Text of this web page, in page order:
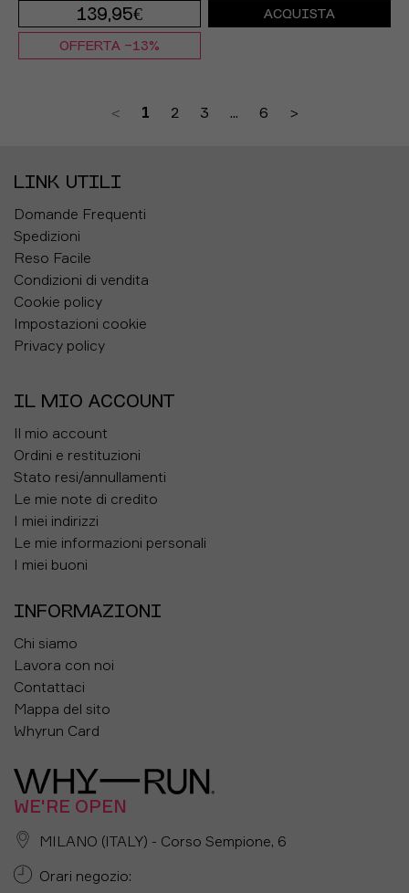
139,95€
EUR 42 2/3 / UK 8,5 EUR 43 1/3 / UK 9
ACQUISTA
OFFERTA -13%
< 1 2 3 ... 6 >
LINK UTILI
Domande Frequenti
Spedizioni
Reso Facile
Condizioni di vendita
Cookie policy
Impostazioni cookie
Privacy policy
IL MIO ACCOUNT
Il mio account
Ordini e restituzioni
Stato resi/annullamenti
Le mie note di credito
I miei indirizzi
Le mie informazioni personali
I miei buoni
INFORMAZIONI
Chi siamo
Lavora con noi
Contattaci
Mappa del sito
Whyrun Card
WE'RE OPEN
MILANO (ITALY) - Corso Sempione, 6
Orari negozio: